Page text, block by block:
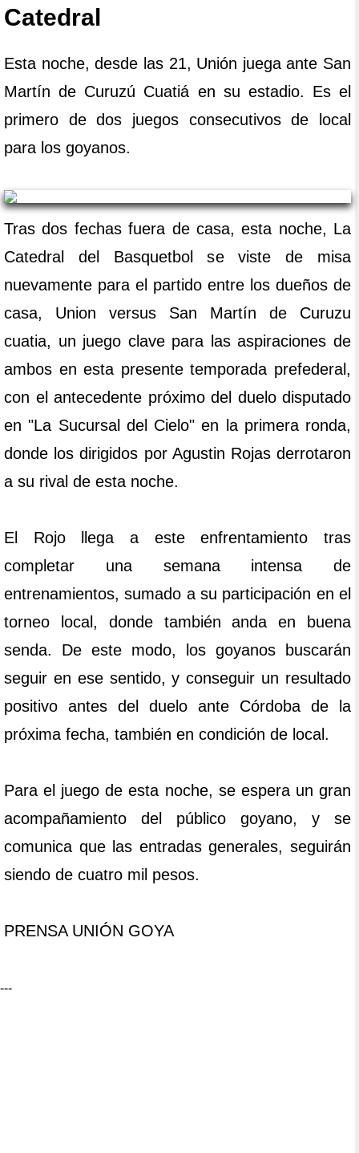
Catedral
Esta noche, desde las 21, Unión juega ante San
Martín de Curuzú Cuatiá en su estadio. Es el
primero de dos juegos consecutivos de local
para los goyanos.
Tras dos fechas fuera de casa, esta noche, La
Catedral del Basquetbol se viste de misa
nuevamente para el partido entre los dueños de
casa, Union versus San Martín de Curuzu
cuatia, un juego clave para las aspiraciones de
ambos en esta presente temporada prefederal,
con el antecedente próximo del duelo disputado
en "La Sucursal del Cielo" en la primera ronda,
donde los dirigidos por Agustin Rojas derrotaron
a su rival de esta noche.
El Rojo llega a este enfrentamiento tras
completar una semana intensa de
entrenamientos, sumado a su participación en el
torneo local, donde también anda en buena
senda. De este modo, los goyanos buscarán
seguir en ese sentido, y conseguir un resultado
positivo antes del duelo ante Córdoba de la
próxima fecha, también en condición de local.
Para el juego de esta noche, se espera un gran
acompañamiento del público goyano, y se
comunica que las entradas generales, seguirán
siendo de cuatro mil pesos.
PRENSA UNIÓN GOYA
---